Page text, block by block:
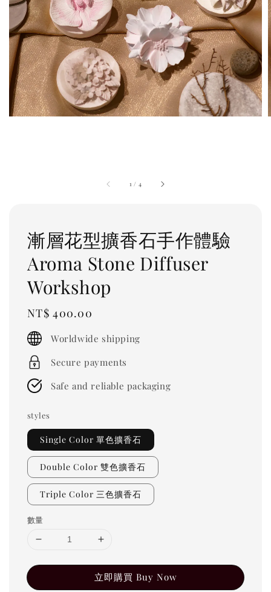
1 / 4
漸層花型擴香石手作體驗
Aroma Stone Diffuser
Workshop
Regular
price
NT$ 400.00
Worldwide shipping
Secure payments
Safe and reliable packaging
styles
Single Color 單色擴香石
Double Color 雙色擴香石
Triple Color 三色擴香石
數量
立即購買 Buy Now